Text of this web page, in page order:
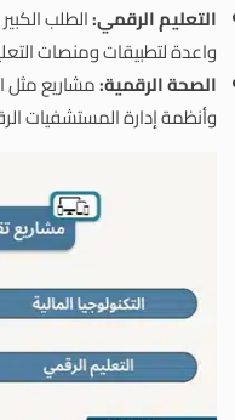
التعليم الرقمي:الطلب
واعدة لتطبيقات ومنصات
الصحة الرقمية:مشاريع مثل
وأنظمة إدارة المستشفيات